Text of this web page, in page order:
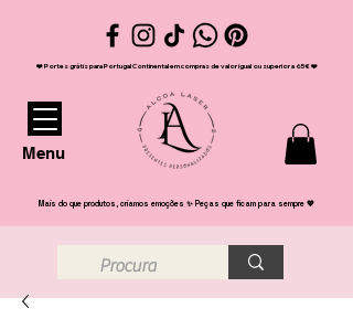
❤️ Portes grátis para Portugal Continental em compras de valor igual ou superior a 65€ ❤️
Menu
Mais do que produtos, criamos emoções ✨ Peças que ficam para sempre 💖